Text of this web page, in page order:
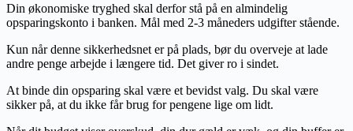
Din økonomiske tryghed skal derfor stå på en almindelig
opsparingskonto i banken. Mål med 2-3 måneders udgifter stående.
Kun når denne sikkerhedsnet er på plads, bør du overveje at lade
andre penge arbejde i længere tid. Det giver ro i sindet.
At binde din opsparing skal være et bevidst valg. Du skal være
sikker på, at du ikke får brug for pengene lige om lidt.